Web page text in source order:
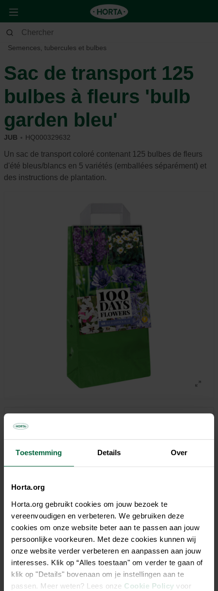
Toestemming Details Over
Horta.org
Horta.org gebruikt cookies om jouw bezoek te
vereenvoudigen en verbeteren. We gebruiken deze
cookies om onze website beter aan te passen aan jouw
persoonlijke voorkeuren. Met deze cookies kunnen wij
onze website verder verbeteren en aanpassen aan jouw
interesses. Klik op “Alles toestaan" om verder te gaan of
klik op "Details" bovenaan om je instellingen aan te
passen. Meer weten? Lees onze Cookie Policy voor
Jardin
Jardin d’ornement
Semences, tubercules et bulbes
Sac de transport 125
bulbes à fleurs 'bulb
garden bleu'
JUB HQ000329632
Un sac de transport coloré contenant 125 bulbes de fleurs
d'été bleus/blancs en 5 variétés (emballées séparément) et
des instructions de plantation.
11,99 €
Tous les magasins n'ont pas la même gamme
Description
125 bulbes à floraison estivale bleus et blancs en 5 variétés :
Gladiolus callianthus (blanc) ; Gladiolus à grandes fleurs
bleu ; Dahlia top mix blanc ; Triteleia Corrina (bleu) et
Anémones Mr. Fokker (bleu). Ces 5 espèces peuvent être
plantées en combinaison les unes avec les autres. Vous